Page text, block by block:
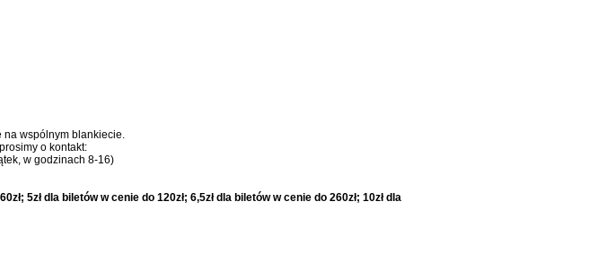
na wspólnym blankiecie.
o kontakt:
w godzinach 8-16)
5zł dla biletów w cenie do 120zł; 6,5zł dla biletów w cenie do 260zł; 10zł dla